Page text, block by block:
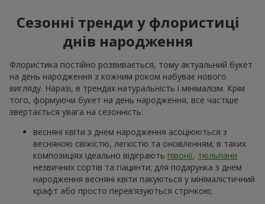
Сезонні тренди у флористиці
днів народження
Флористика постійно розвивається, тому актуальний букет
на день народження з кожним роком набуває нового
вигляду. Наразі, в трендах натуральність і мінімалізм. Крім
того, формуючи букет на день народження, все частіше
звертається увага на сезонність:
весняні квіти з днем народження асоціюються з
весняною свіжістю, легкістю та оновленням; в таких
композиціях ідеально відіграють півонії, тюльпани
незвичних сортів та гіацинти; для подарунка з днем
народження весняні квіти пакуються у мінімалістичний
крафт або просто перев’язуються стрічкою;